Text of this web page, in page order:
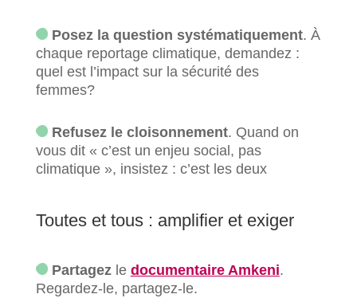
Posez la question systématiquement. À
chaque reportage climatique, demandez :
quel est l’impact sur la sécurité des
femmes?
Refusez le cloisonnement. Quand on
vous dit « c’est un enjeu social, pas
climatique », insistez : c’est les deux
Toutes et tous : amplifier et exiger
Partagezle documentaire Amkeni.
Regardez-le, partagez-le.